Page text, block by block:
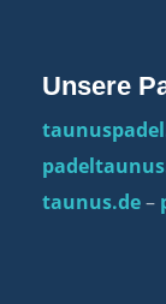
Unsere
taunus.de–